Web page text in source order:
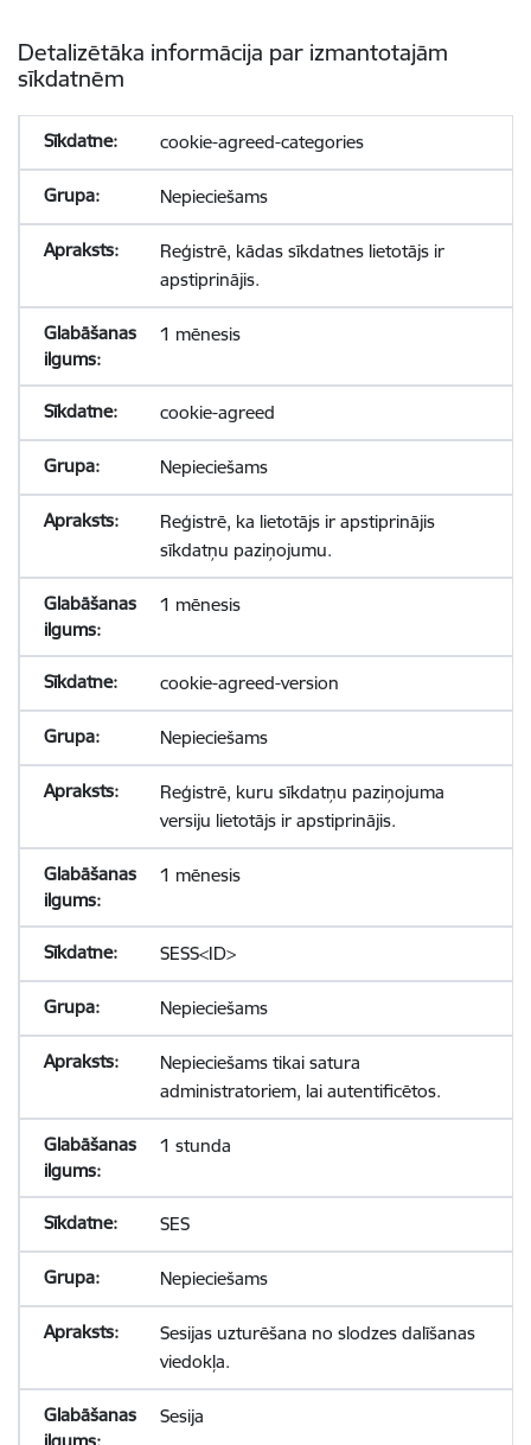
Detalizētāka informācija par izmantotajām
sīkdatnēm
cookie-agreed-categories
Nepieciešams
Reģistrē, kādas sīkdatnes lietotājs ir
apstiprinājis.
1 mēnesis
cookie-agreed
Nepieciešams
Reģistrē, ka lietotājs ir apstiprinājis
sīkdatņu paziņojumu.
1 mēnesis
cookie-agreed-version
Nepieciešams
Reģistrē, kuru sīkdatņu paziņojuma
versiju lietotājs ir apstiprinājis.
1 mēnesis
SESS<ID>
Nepieciešams
Nepieciešams tikai satura
administratoriem, lai autentificētos.
1 stunda
SES
Nepieciešams
Sesijas uzturēšana no slodzes dalīšanas
viedokļa.
Sesija